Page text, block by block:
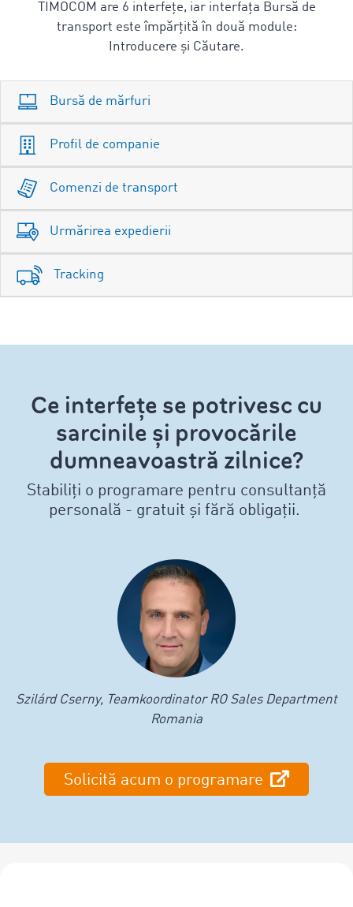
TIMOCOM are 6 interfețe, iar interfața Bursă de
transport este împărțită în două module:
Introducere și Căutare.
Bursă de mărfuri
Profil de companie
Comenzi de transport
Urmărirea expedierii
Tracking
Ce interfețe se potrivesc cu
sarcinile și provocările
dumneavoastră zilnice?
Stabiliți o programare pentru consultanță
personală - gratuit și fără obligații.
Szilárd Cserny, Teamkoordinator RO Sales Department
Romania
Solicită acum o programare